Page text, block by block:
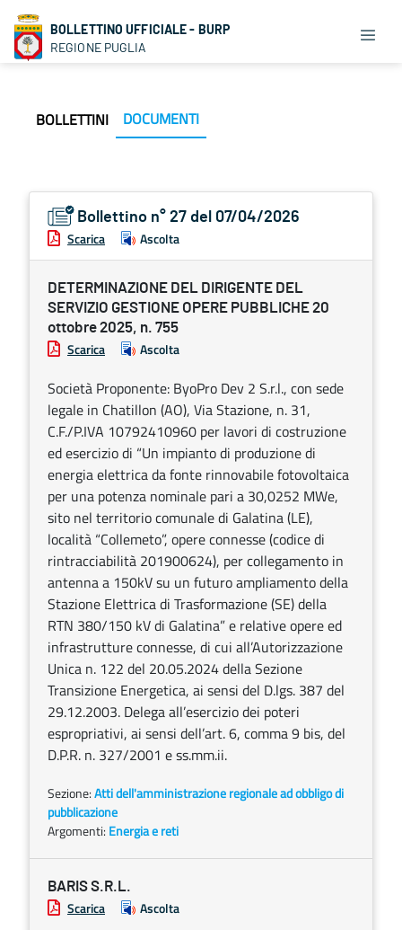
BOLLETTINO UFFICIALE - BURP
REGIONE PUGLIA
BOLLETTINI DOCUMENTI
Bollettino n° 27 del 07/04/2026
Scarica Ascolta
DETERMINAZIONE DEL DIRIGENTE DEL
SERVIZIO GESTIONE OPERE PUBBLICHE 20
ottobre 2025, n. 755
Scarica Ascolta
Società Proponente: ByoPro Dev 2 S.r.l., con sede
legale in Chatillon (AO), Via Stazione, n. 31,
C.F./P.IVA 10792410960 per lavori di costruzione
ed esercizio di “Un impianto di produzione di
energia elettrica da fonte rinnovabile fotovoltaica
per una potenza nominale pari a 30,0252 MWe,
sito nel territorio comunale di Galatina (LE),
località “Collemeto”, opere connesse (codice di
rintracciabilità 201900624), per collegamento in
antenna a 150kV su un futuro ampliamento della
Stazione Elettrica di Trasformazione (SE) della
RTN 380/150 kV di Galatina” e relative opere ed
infrastrutture connesse, di cui all’Autorizzazione
Unica n. 122 del 20.05.2024 della Sezione
Transizione Energetica, ai sensi del D.lgs. 387 del
29.12.2003. Delega all’esercizio dei poteri
espropriativi, ai sensi dell’art. 6, comma 9 bis, del
D.P.R. n. 327/2001 e ss.mm.ii.
Sezione:Atti dell'amministrazione regionale ad obbligo di
pubblicazione
Argomenti: Energia e reti
BARIS S.R.L.
Scarica Ascolta